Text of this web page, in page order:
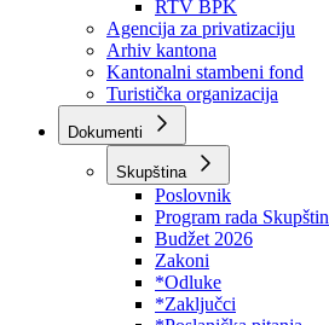
Javna preduzeća
BPK šume
RTV BPK
Agencija za privatizaciju
Arhiv kantona
Kantonalni stambeni fond
Turistička organizacija
Dokumenti
Skupština
Poslovnik
Program rada Skupštine
Budžet 2026